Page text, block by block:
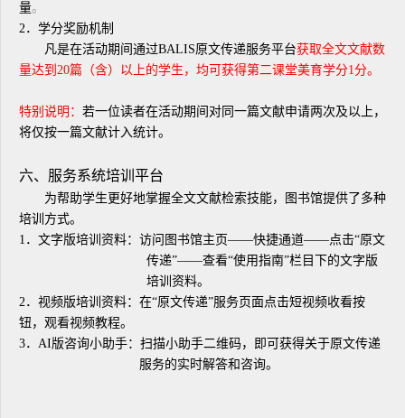
量。
2．学分奖励机制
凡是在活动期间通过BALIS原文传递服务平台获取全文文献数
量达到20篇（含）以上的学生，均可获得第二课堂美育学分1分。
特别说明： 若一位读者在活动期间对同一篇文献申请两次及以上，
将仅按一篇文献计入统计。
六、服务系统培训平台
为帮助学生更好地掌握全文文献检索技能，图书馆提供了多种
培训方式。
1．文字版培训资料：访问图书馆主页——快捷通道——点击“原文
传递”——查看“使用指南”栏目下的文字版
培训资料。
2．视频版培训资料：在“原文传递”服务页面点击短视频收看按
钮，观看视频教程。
3．AI版咨询小助手：扫描小助手二维码，即可获得关于原文传递
服务的实时解答和咨询。